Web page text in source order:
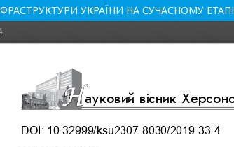
УКРАЇНИ НА СУЧАСНОМУ ЕТАПІ